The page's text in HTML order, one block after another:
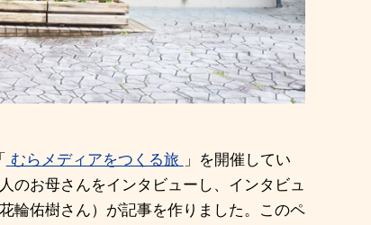
むらメディアをつくる旅 」を開催してい
のお母さんをインタビューし、インタビュ
輪佑樹さん）が記事を作りました。このペ